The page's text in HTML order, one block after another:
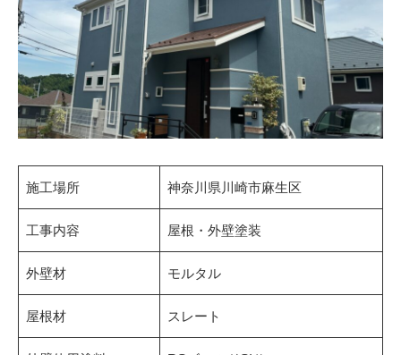
施工場所 神奈川県川崎市麻生区
工事内容 屋根・外壁塗装
外壁材 モルタル
屋根材 スレート